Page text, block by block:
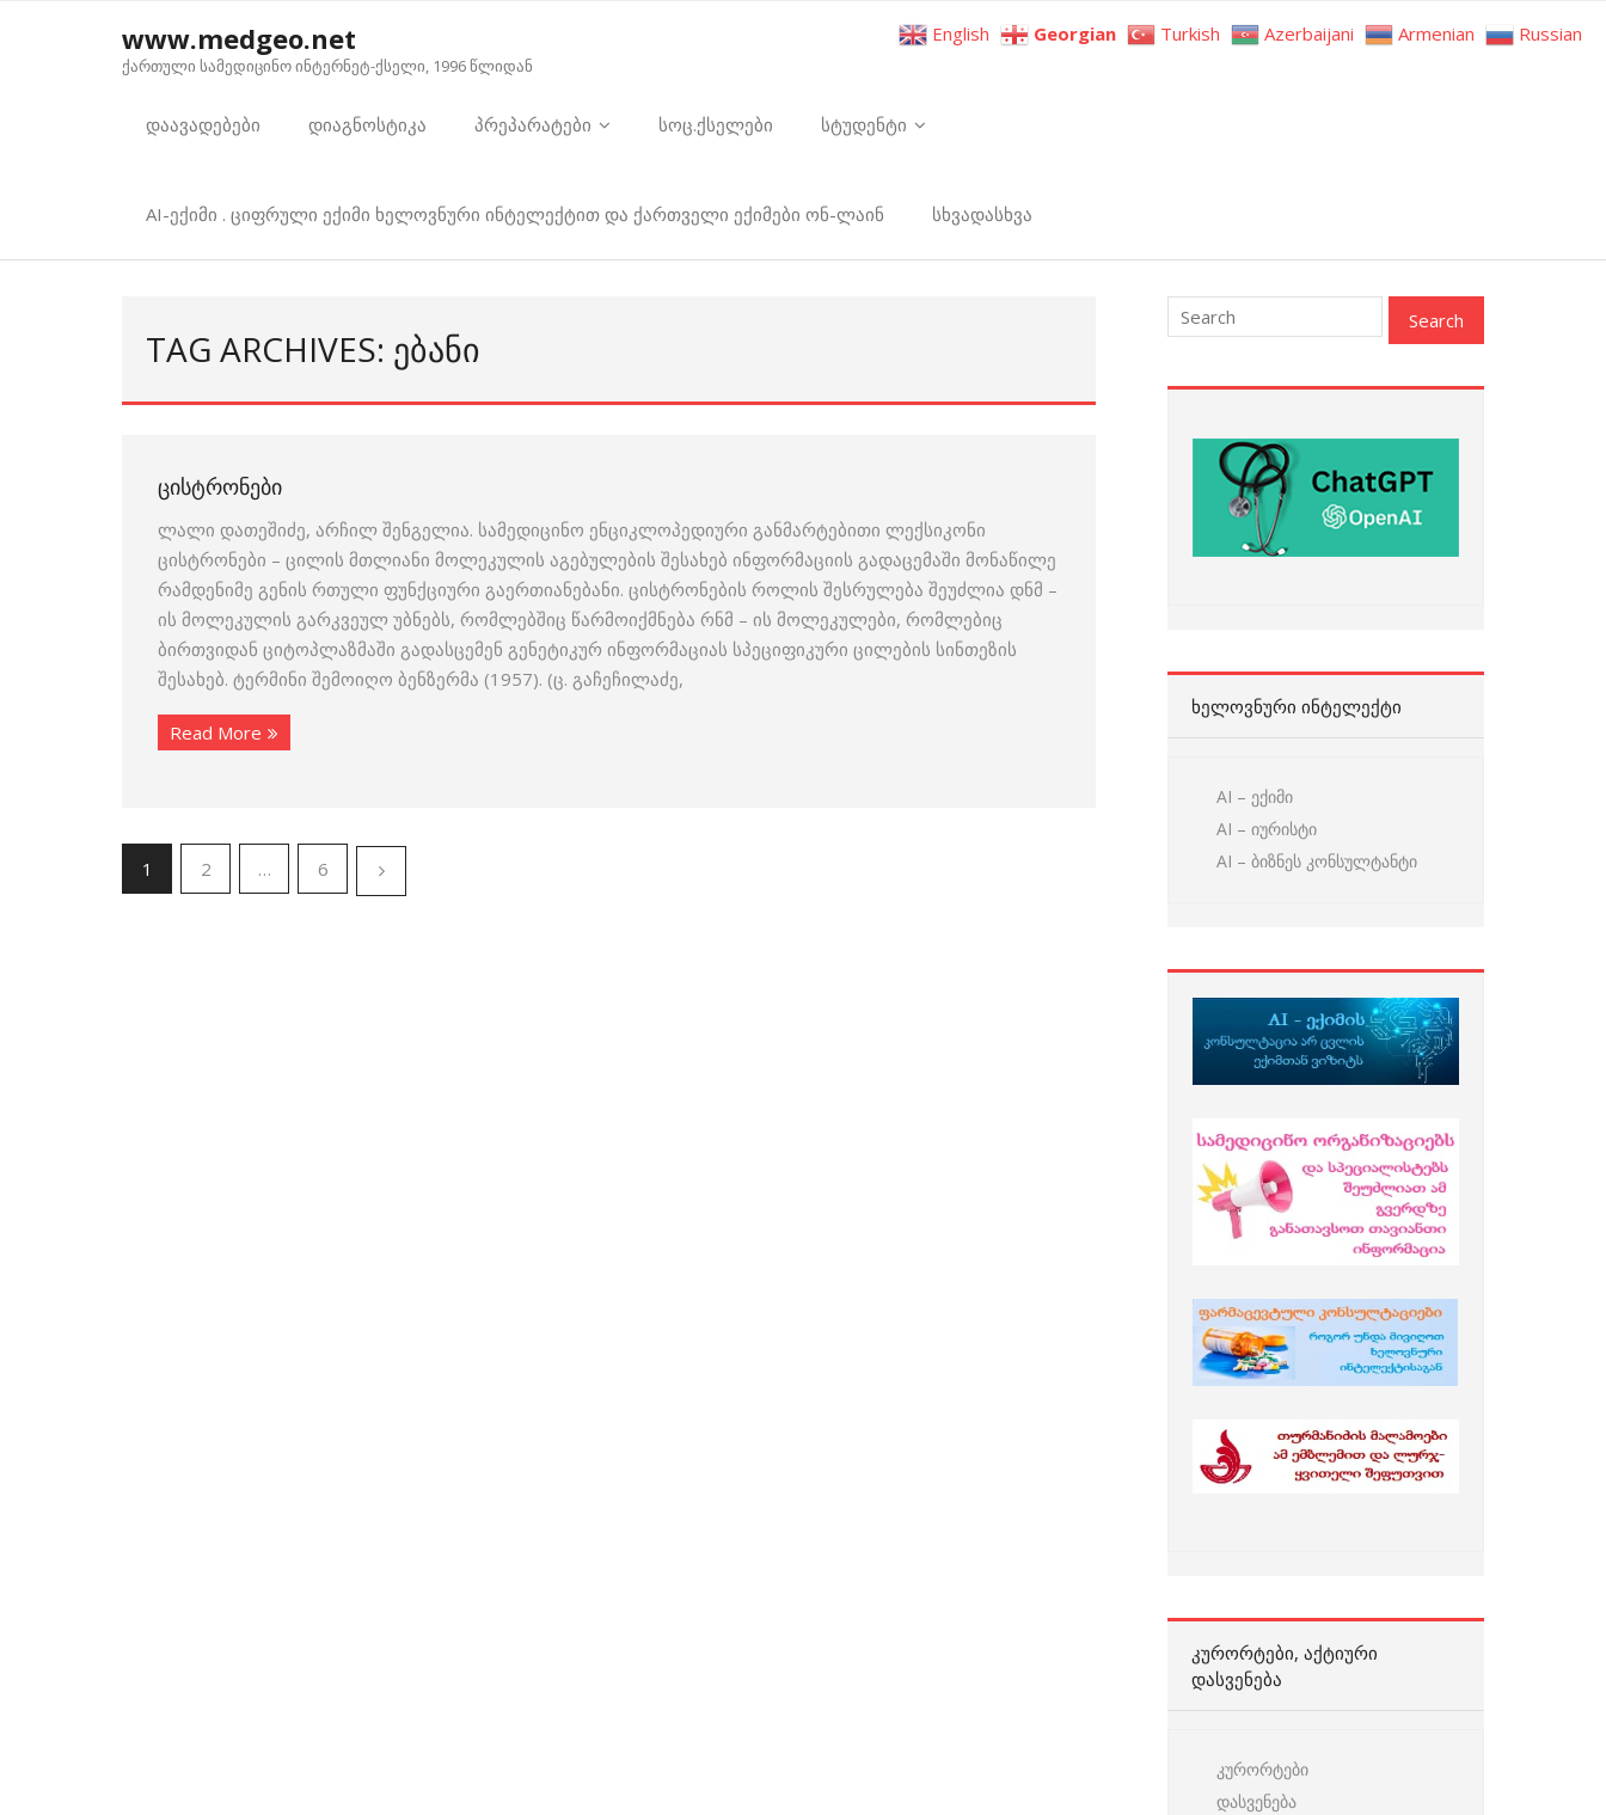
www.medgeo.net
ქართული სამედიცინო ინტერნეტ-ქსელი, 1996 წლიდან
დაავადებები დიაგნოსტიკა პრეპარატები სოც.ქსელები სტუდენტი
AI-ექიმი . ციფრული ექიმი ხელოვნური ინტელექტით და ქართველი ექიმები ონ-ლაინ სხვადასხვა
TAG ARCHIVES: ᲔᲑᲐᲜᲘ
ᲪᲘᲡᲢᲠᲝᲜᲔᲑᲘ
ლალი დათეშიძე, არჩილ შენგელია. სამედიცინო ენციკლოპედიური განმარტებითი ლექსიკონი
ცისტრონები – ცილის მთლიანი მოლეკულის აგებულების შესახებ ინფორმაციის გადაცემაში მონაწილე
რამდენიმე გენის რთული ფუნქციური გაერთიანებანი. ცისტრონების როლის შესრულება შეუძლია დნმ –
ის მოლეკულის გარკვეულ უბნებს, რომლებშიც წარმოიქმნება რნმ – ის მოლეკულები, რომლებიც
ბირთვიდან ციტოპლაზმაში გადასცემენ გენეტიკურ ინფორმაციას სპეციფიკური ცილების სინთეზის
შესახებ. ტერმინი შემოიღო ბენზერმა (1957). (ც. გაჩეჩილაძე,
Read More
1 2 … 6
ᲮᲔᲚᲝᲕᲜᲣᲠᲘ ᲘᲜᲢᲔᲚᲔᲥᲢᲘ
AI – ექიმი
AI – იურისტი
AI – ბიზნეს კონსულტანტი
ᲙᲣᲠᲝᲠᲢᲔᲑᲘ, ᲐᲥᲢᲘᲣᲠᲘ
ᲓᲐᲡᲕᲔᲜᲔᲑᲐ
კურორტები
დასვენება
English Georgian Turkish Azerbaijani Armenian Russian